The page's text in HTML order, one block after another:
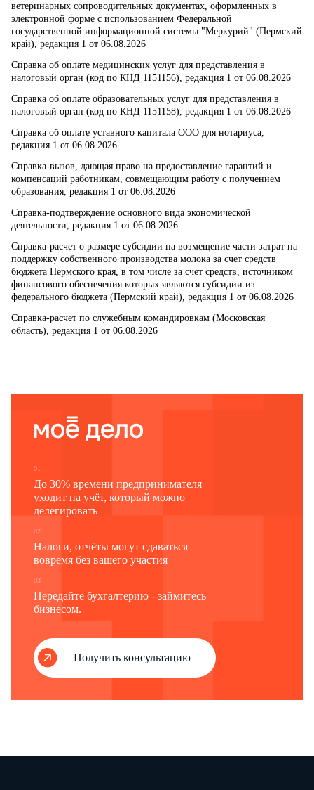
ветеринарных сопроводительных документах, оформленных в
электронной форме с использованием Федеральной
государственной информационной системы "Меркурий" (Пермский
край), редакция 1 от 06.08.2026
Справка об оплате медицинских услуг для представления в
налоговый орган (код по КНД 1151156), редакция 1 от 06.08.2026
Справка об оплате образовательных услуг для представления в
налоговый орган (код по КНД 1151158), редакция 1 от 06.08.2026
Справка об оплате уставного капитала ООО для нотариуса,
редакция 1 от 06.08.2026
Справка-вызов, дающая право на предоставление гарантий и
компенсаций работникам, совмещающим работу с получением
образования, редакция 1 от 06.08.2026
Справка-подтверждение основного вида экономической
деятельности, редакция 1 от 06.08.2026
Справка-расчет о размере субсидии на возмещение части затрат на
поддержку собственного производства молока за счет средств
бюджета Пермского края, в том числе за счет средств, источником
финансового обеспечения которых являются субсидии из
федерального бюджета (Пермский край), редакция 1 от 06.08.2026
Справка-расчет по служебным командировкам (Московская
область), редакция 1 от 06.08.2026
01
До 30% времени предпринимателя
уходит на учёт, который можно
делегировать
02
Налоги, отчёты могут сдаваться
вовремя без вашего участия
03
Передайте бухгалтерию - займитесь
бизнесом.
Получить консультацию